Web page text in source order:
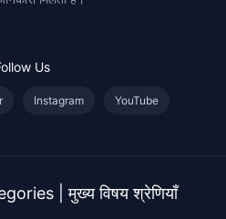
Us
Instagram YouTube
| मुख्य विषय श्रेणियाँ